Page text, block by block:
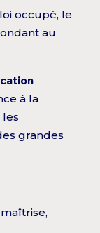
occupé, le
au
à la
les
grandes